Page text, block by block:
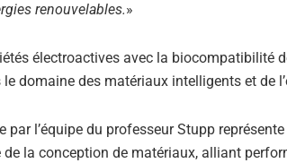
renouvelables.»
électroactives avec la biocompatibilité
le domaine des matériaux intelligents et de
par l’équipe du professeur Stupp
la conception de matériaux, alliant